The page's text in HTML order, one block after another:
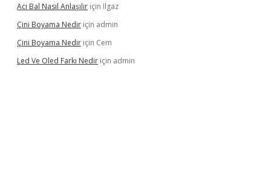
Acı Bal Nasıl Anlaşılır için Ilgaz
Çini Boyama Nedir için admin
Çini Boyama Nedir için Cem
Led Ve Oled Farkı Nedir için admin